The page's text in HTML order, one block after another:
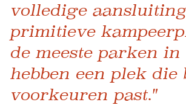
volledige
primitieve
de meeste parken in
hebben een plek die
voorkeuren past."